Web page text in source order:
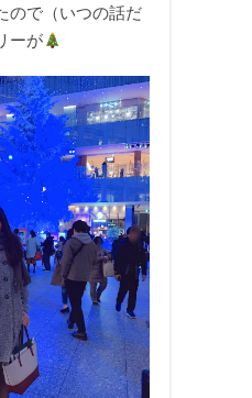
ので（いつの話だ
ーが